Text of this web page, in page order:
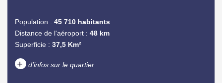
Population : 45 710 habitants
Distance de l'aéroport : 48 km
Superficie : 37,5 Km²
+ d'infos sur le quartier